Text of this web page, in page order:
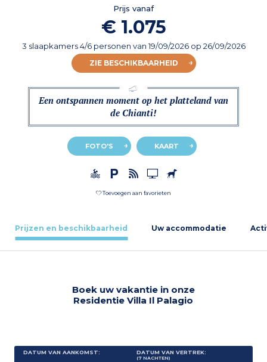
Prijs vanaf
€ 1.075
3 slaapkamers 4/6 personen van19/09/2026op 26/09/2026
ZIE BESCHIKBAARHEID
Een ontspannen moment op het platteland van
de Chianti!
FOTO'S KAART
Toevoegen aan favorieten
Prijzen en beschikbaarheid Uw accommodatie
Boek uw vakantie in onze
Residentie Villa Il Palagio
DATUM VAN AANKOMST: DATUM VAN VERTREK:
(7 NACHTEN)